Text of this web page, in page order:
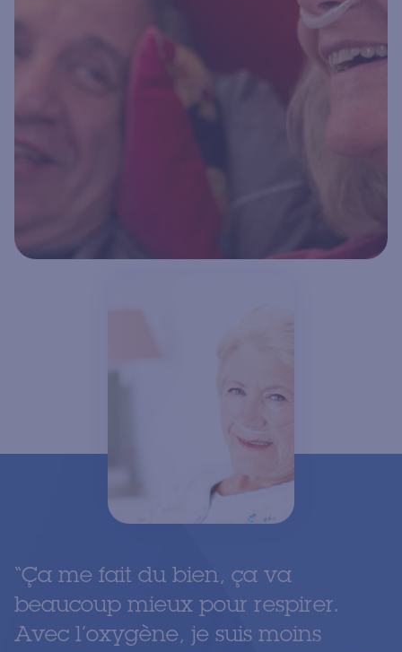
“Ça me fait du bien, ça va
beaucoup mieux pour respirer.
Avec l’oxygène, je suis moins